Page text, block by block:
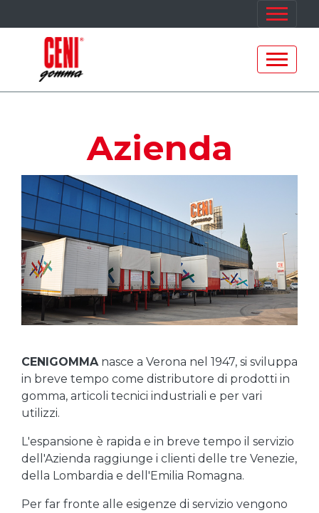
Azienda
CENIGOMMAnasce a Verona nel 1947, si sviluppa
in breve tempo come distributore di prodotti in
gomma, articoli tecnici industriali e per vari
utilizzi.
L'espansione è rapida e in breve tempo il servizio
dell'Azienda raggiunge i clienti delle tre Venezie,
della Lombardia e dell'Emilia Romagna.
Per far fronte alle esigenze di servizio vengono